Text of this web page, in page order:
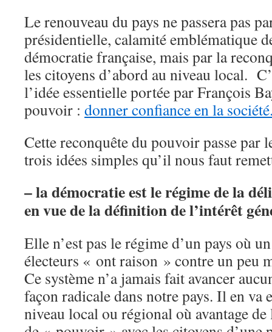
Le renouveau du pays ne passera pas
présidentielle, calamité emblématique
démocratie française, mais par la
les citoyens d’abord au niveau local.
l’idée essentielle portée par François
pouvoir : donner confiance en la
Cette reconquête du pouvoir passe par
trois idées simples qu’il nous faut
– la démocratie est le régime de la
en vue de la définition de l’intérêt
Elle n’est pas le régime d’un pays où
électeurs « ont raison » contre un peu
Ce système n’a jamais fait avancer
façon radicale dans notre pays. Il en va
niveau local ou régional où avantage